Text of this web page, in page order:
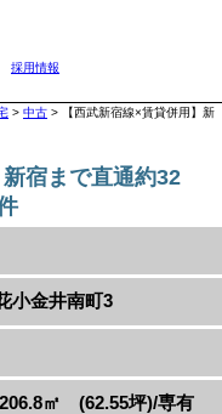
> 中古 >
【西武新宿線×賃貸併用】新
宿まで直通約32
小金井南町3
㎡ (62.55坪)/専有
採用情報